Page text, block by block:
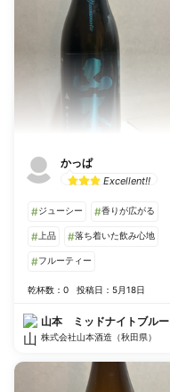
かっぱ
Excellent!!
#ジューシー #香りが広がる
# 上品 #落ち着いた飲み心地
#フルーティー
乾杯数：0 投稿日：5月18日
山本 ミッドナイトブルー
株式会社山本酒造（秋田県）